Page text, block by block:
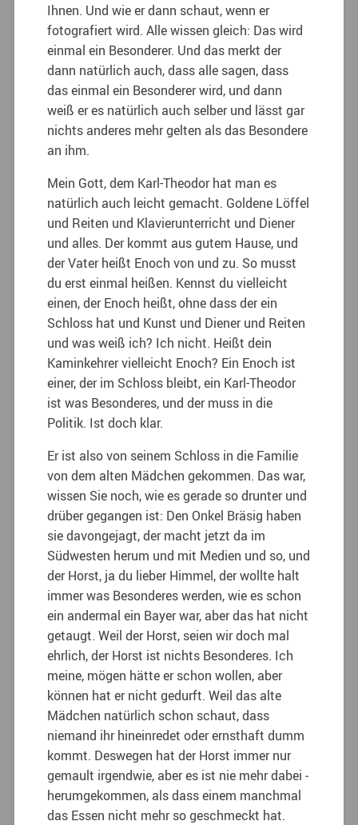
Ihnen. Und wie er dann schaut, wenn er
fotografiert wird. Alle wissen gleich: Das wird
einmal ein Besonderer. Und das merkt der
dann natürlich auch, dass alle sagen, dass
das einmal ein Besonderer wird, und dann
weiß er es natürlich auch selber und lässt gar
nichts anderes mehr gelten als das Besondere
an ihm.
Mein Gott, dem Karl-Theodor hat man es
natürlich auch leicht gemacht. Goldene Löffel
und Reiten und Klavierunterricht und Diener
und alles. Der kommt aus gutem Hause, und
der Vater heißt Enoch von und zu. So musst
du erst einmal heißen. Kennst du vielleicht
einen, der Enoch heißt, ohne dass der ein
Schloss hat und Kunst und Diener und Reiten
und was weiß ich? Ich nicht. Heißt dein
Kaminkehrer vielleicht Enoch? Ein Enoch ist
einer, der im Schloss bleibt, ein Karl-Theodor
ist was Besonderes, und der muss in die
Politik. Ist doch klar.
Er ist also von seinem Schloss in die Familie
von dem alten Mädchen gekommen. Das war,
wissen Sie noch, wie es gerade so drunter und
drüber gegangen ist: Den Onkel Bräsig haben
sie davongejagt, der macht jetzt da im
Südwesten herum und mit Medien und so, und
der Horst, ja du lieber Himmel, der wollte halt
immer was Besonderes werden, wie es schon
ein andermal ein Bayer war, aber das hat nicht
getaugt. Weil der Horst, seien wir doch mal
ehrlich, der Horst ist nichts Besonderes. Ich
meine, mögen hätte er schon wollen, aber
können hat er nicht gedurft. Weil das alte
Mädchen natürlich schon schaut, dass
niemand ihr hineinredet oder ernsthaft dumm
kommt. Deswegen hat der Horst immer nur
gemault irgendwie, aber es ist nie mehr dabei ­
herumgekommen, als dass einem manchmal
das Essen nicht mehr so geschmeckt hat.